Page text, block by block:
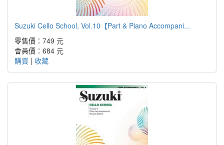
Suzuki Cello School, Vol.10【Part & Piano Accompani...
零售價：749 元
會員價：684 元
購買 | 收藏